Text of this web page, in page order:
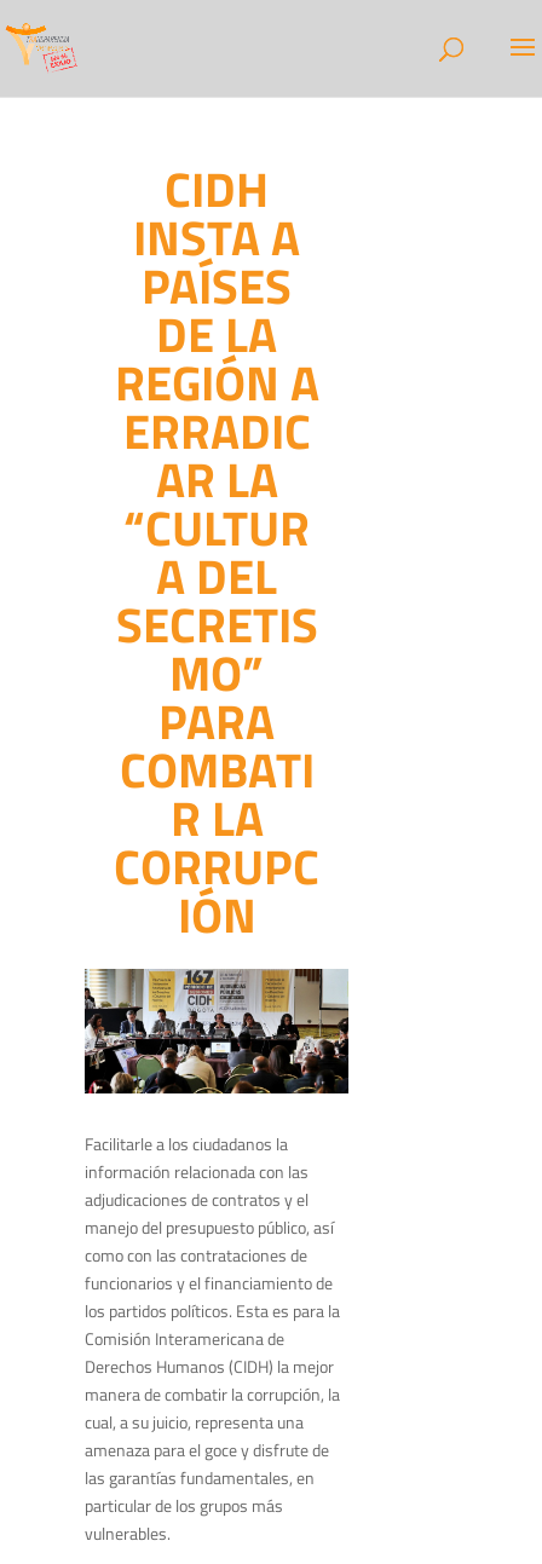
CIDH
INSTA A
PAÍSES
DE LA
REGIÓN A
ERRADIC
AR LA
“CULTUR
A DEL
SECRETIS
MO”
PARA
COMBATI
R LA
CORRUPC
IÓN
Facilitarle a los ciudadanos la
información relacionada con las
adjudicaciones de contratos y el
manejo del presupuesto público, así
como con las contrataciones de
funcionarios y el financiamiento de
los partidos políticos. Esta es para la
Comisión Interamericana de
Derechos Humanos (CIDH) la mejor
manera de combatir la corrupción, la
cual, a su juicio, representa una
amenaza para el goce y disfrute de
las garantías fundamentales, en
particular de los grupos más
vulnerables.